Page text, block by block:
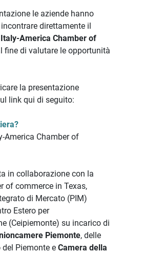
le aziende hanno
direttamente il
America Chamber of
fine di valutare le opportunità
la presentazione
link qui di seguito:
America Chamber of
in collaborazione con la
of commerce in Texas,
di Mercato (PIM)
Estero per
(Ceipiemonte) su incarico di
Piemonte, delle
Piemonte e Camera della